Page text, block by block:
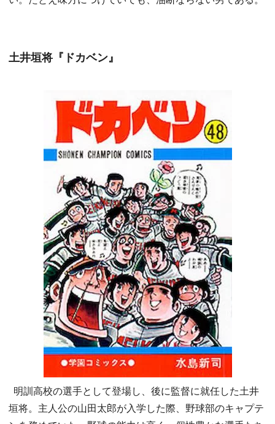
土井垣将『ドカベン』
明訓高校の選手として登場し、後に監督に就任した土井
垣将。主人公の山田太郎が入学した際、野球部のキャプテ